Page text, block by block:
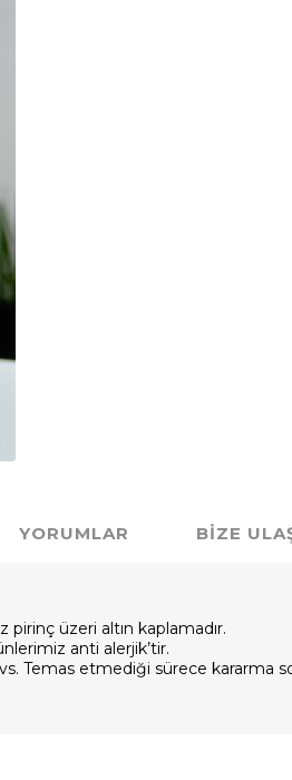
YORUMLAR BIZE
pirinç üzeri altın kaplamadır.
anti alerjik’tir.
Temas etmediği sürece kararma